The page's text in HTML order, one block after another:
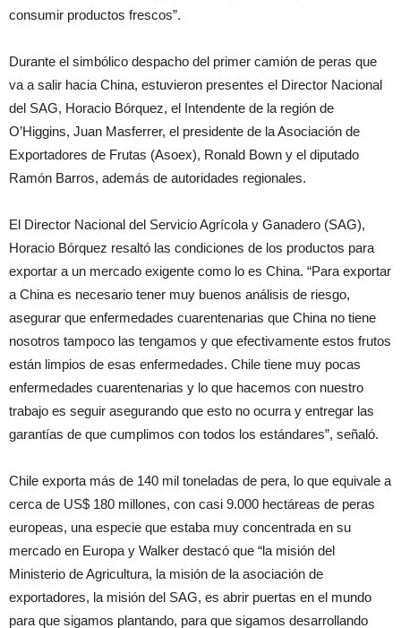
consumir productos frescos”.
Durante el simbólico despacho del primer camión de peras que
va a salir hacia China, estuvieron presentes el Director Nacional
del SAG, Horacio Bórquez, el Intendente de la región de
O’Higgins, Juan Masferrer, el presidente de la Asociación de
Exportadores de Frutas (Asoex), Ronald Bown y el diputado
Ramón Barros, además de autoridades regionales.
El Director Nacional del Servicio Agrícola y Ganadero (SAG),
Horacio Bórquez resaltó las condiciones de los productos para
exportar a un mercado exigente como lo es China. “Para exportar
a China es necesario tener muy buenos análisis de riesgo,
asegurar que enfermedades cuarentenarias que China no tiene
nosotros tampoco las tengamos y que efectivamente estos frutos
están limpios de esas enfermedades. Chile tiene muy pocas
enfermedades cuarentenarias y lo que hacemos con nuestro
trabajo es seguir asegurando que esto no ocurra y entregar las
garantías de que cumplimos con todos los estándares”, señaló.
Chile exporta más de 140 mil toneladas de pera, lo que equivale a
cerca de US$ 180 millones, con casi 9.000 hectáreas de peras
europeas, una especie que estaba muy concentrada en su
mercado en Europa y Walker destacó que “la misión del
Ministerio de Agricultura, la misión de la asociación de
exportadores, la misión del SAG, es abrir puertas en el mundo
para que sigamos plantando, para que sigamos desarrollando